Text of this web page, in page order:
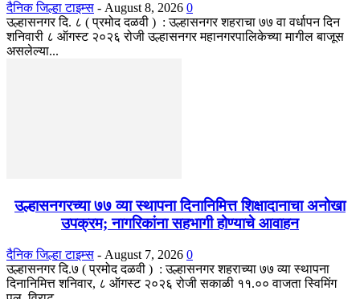
दैनिक जिल्हा टाइम्स - August 8, 2026 0
उल्हासनगर दि. ८ ( प्रमोद दळवी ) : उल्हासनगर शहराचा ७७ वा वर्धापन दिन
शनिवारी ८ ऑगस्ट २०२६ रोजी उल्हासनगर महानगरपालिकेच्या मागील बाजूस
असलेल्या...
उल्हासनगरच्या ७७ व्या स्थापना दिनानिमित्त शिक्षादानाचा अनोखा
उपक्रम; नागरिकांना सहभागी होण्याचे आवाहन
दैनिक जिल्हा टाइम्स - August 7, 2026 0
उल्हासनगर दि.७ ( प्रमोद दळवी ) : उल्हासनगर शहराच्या ७७ व्या स्थापना
दिनानिमित्त शनिवार, ८ ऑगस्ट २०२६ रोजी सकाळी ११.०० वाजता स्विमिंग